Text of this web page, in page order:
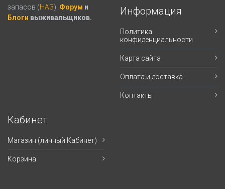
запасов (НАЗ). Форум и
Блоги выживальщиков.
Информация
Политика
конфиденциальности
Карта сайта
Оплата и доставка
Контакты
Кабинет
Магазин (личный Кабинет)
Корзина